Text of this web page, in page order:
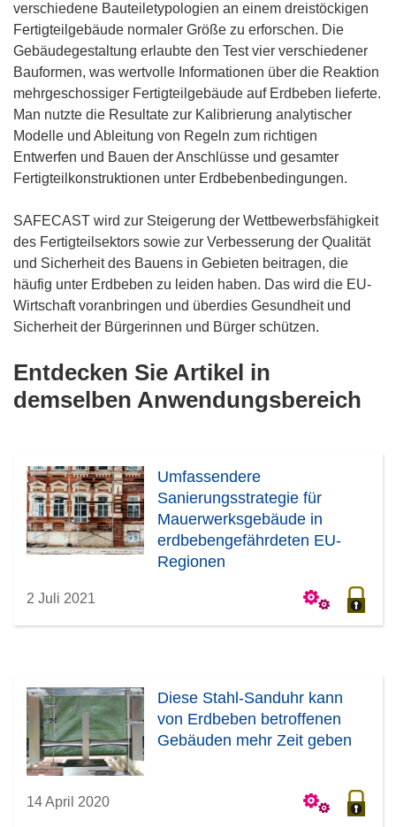
verschiedene Bauteiletypologien an einem dreistöckigen
Fertigteilgebäude normaler Größe zu erforschen. Die
Gebäudegestaltung erlaubte den Test vier verschiedener
Bauformen, was wertvolle Informationen über die Reaktion
mehrgeschossiger Fertigteilgebäude auf Erdbeben lieferte.
Man nutzte die Resultate zur Kalibrierung analytischer
Modelle und Ableitung von Regeln zum richtigen
Entwerfen und Bauen der Anschlüsse und gesamter
Fertigteilkonstruktionen unter Erdbebenbedingungen.
SAFECAST wird zur Steigerung der Wettbewerbsfähigkeit
des Fertigteilsektors sowie zur Verbesserung der Qualität
und Sicherheit des Bauens in Gebieten beitragen, die
häufig unter Erdbeben zu leiden haben. Das wird die EU-
Wirtschaft voranbringen und überdies Gesundheit und
Sicherheit der Bürgerinnen und Bürger schützen.
Entdecken Sie Artikel in
demselben Anwendungsbereich
Umfassendere
Sanierungsstrategie für
Mauerwerksgebäude in
erdbebengefährdeten EU-
Regionen
2 Juli 2021
Diese Stahl-Sanduhr kann
von Erdbeben betroffenen
Gebäuden mehr Zeit geben
14 April 2020